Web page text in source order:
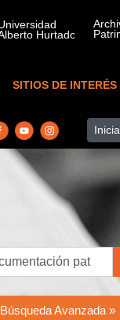
SITIOS DE INTERÉS
Búsqueda Avanzada »